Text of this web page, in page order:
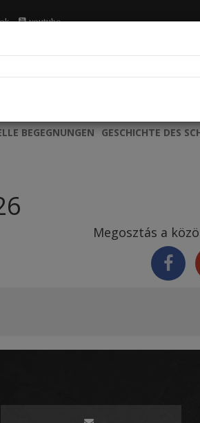
youtube
BEGEGNUNGEN GESCHICHTE DES
Megosztás a